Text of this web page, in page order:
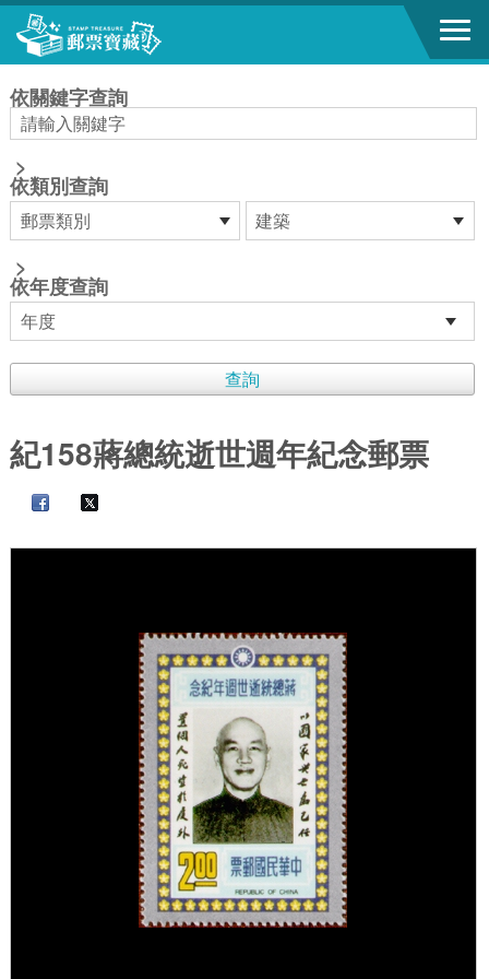
跳到主要內容區塊
依關鍵字查詢
>
依類別查詢
>
依年度查詢
紀158蔣總統逝世週年紀念郵票